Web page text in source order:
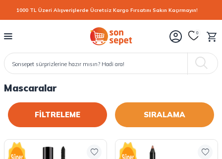
1000 TL Üzeri Alışverişlerde Ücretsiz Kargo Fırsatını Sakın Kaçırmayın!
0
Mascaralar
FİLTRELEME